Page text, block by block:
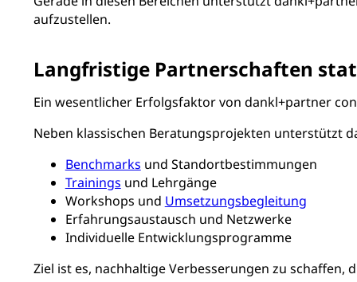
aufzustellen.
Langfristige Partnerschaften
Ein wesentlicher Erfolgsfaktor von dankl+partner
Neben klassischen Beratungsprojekten unterstützt
Benchmarks und Standortbestimmungen
Trainings und Lehrgänge
Workshops und Umsetzungsbegleitung
Erfahrungsaustausch und Netzwerke
Individuelle Entwicklungsprogramme
Ziel ist es, nachhaltige Verbesserungen zu schaffen,